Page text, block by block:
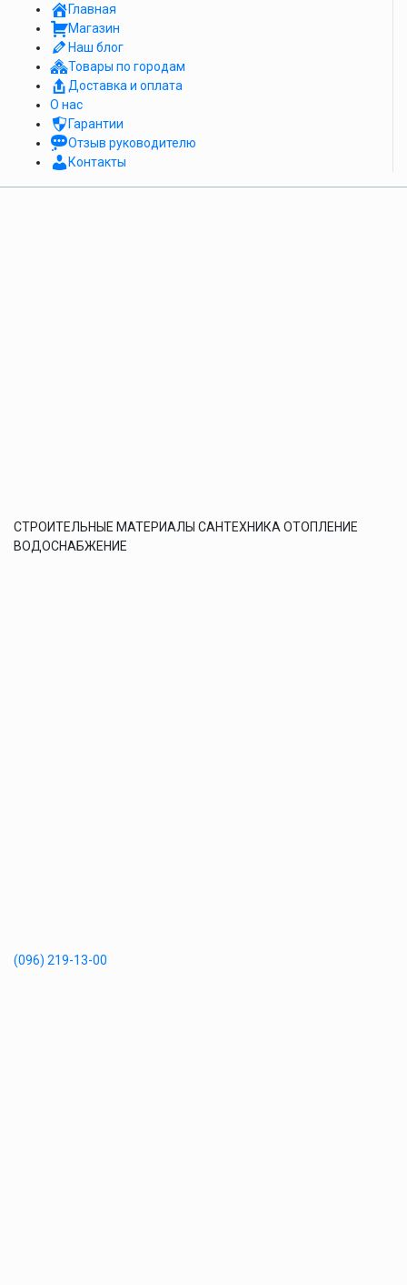
Главная
Магазин
Наш блог
Товары по городам
Доставка и оплата
О нас
Гарантии
Отзыв руководителю
Контакты
СТРОИТЕЛЬНЫЕ МАТЕРИАЛЫ САНТЕХНИКА ОТОПЛЕНИЕ
ВОДОСНАБЖЕНИЕ
(096) 219-13-00